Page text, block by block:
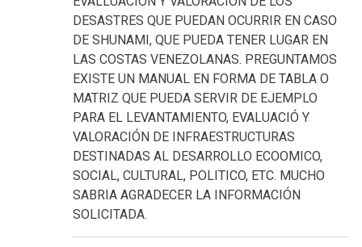
DESASTRES QUE PUEDAN OCURRIR EN CASO
DE SHUNAMI, QUE PUEDA TENER LUGAR EN
LAS COSTAS VENEZOLANAS. PREGUNTAMOS
EXISTE UN MANUAL EN FORMA DE TABLA O
MATRIZ QUE PUEDA SERVIR DE EJEMPLO
PARA EL LEVANTAMIENTO, EVALUACIÓ Y
VALORACIÓN DE INFRAESTRUCTURAS
DESTINADAS AL DESARROLLO ECOOMICO,
SOCIAL, CULTURAL, POLITICO, ETC. MUCHO
SABRIA AGRADECER LA INFORMACIÓN
SOLICITADA.